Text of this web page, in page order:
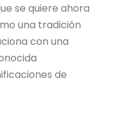
se quiere ahora
una tradición
con una
de